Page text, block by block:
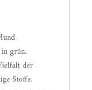
grün.
der
Stoffe.